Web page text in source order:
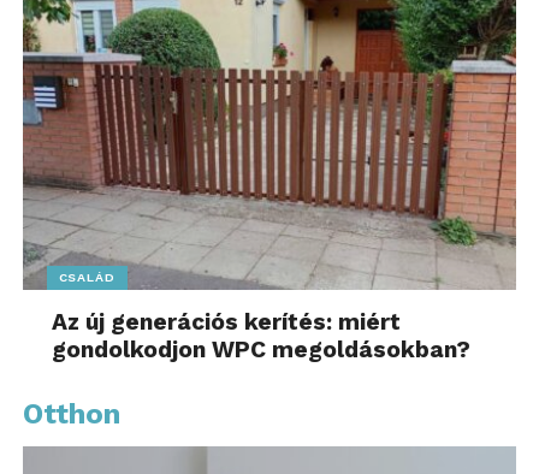
CSALÁD
Az új generációs kerítés: miért
gondolkodjon WPC megoldásokban?
Otthon